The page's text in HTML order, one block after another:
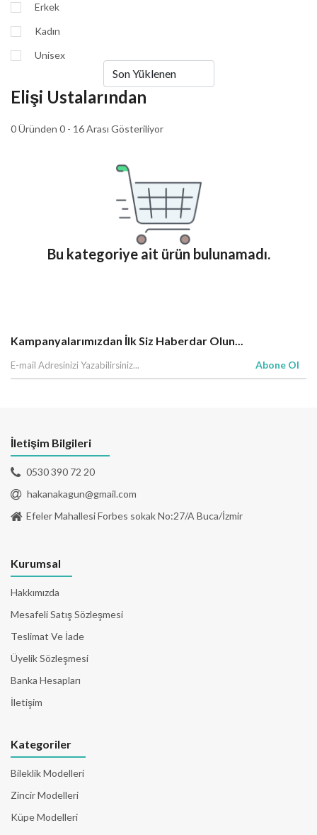
Erkek
Kadın
Unisex
Elişi Ustalarından
0 Üründen 0 - 16 Arası Gösteriliyor
Bu kategoriye ait ürün bulunamadı.
Kampanyalarımızdan İlk Siz Haberdar Olun...
Abone Ol
İletişim Bilgileri
0530 390 72 20
hakanakagun@gmail.com
Efeler Mahallesi Forbes sokak No:27/A Buca/İzmir
Kurumsal
Hakkımızda
Mesafeli Satış Sözleşmesi
Teslimat Ve İade
Üyelik Sözleşmesi
Banka Hesapları
İletişim
Kategoriler
Bileklik Modelleri
Zincir Modelleri
Küpe Modelleri